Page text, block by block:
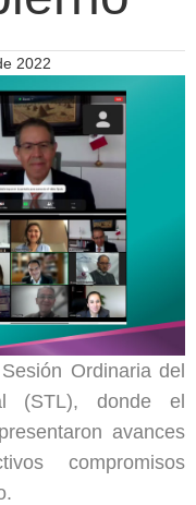
2022
Ordinaria del
(STL), donde el
avances
compromisos